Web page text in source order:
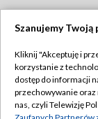
Abonament
Emisja w TVP
Szanujemy Twoją
Kliknij "Akceptuję i
korzystanie z
dostęp do informacji
przechowywanie oraz
nas, czyli Telewizję